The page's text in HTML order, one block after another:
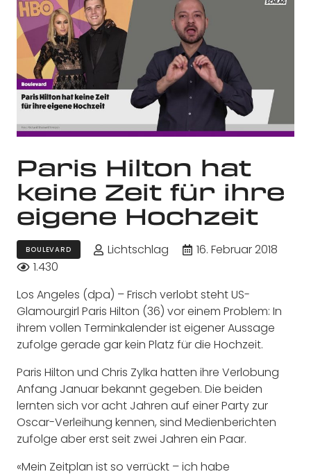
Paris Hilton hat
keine Zeit für ihre
eigene Hochzeit
BOULEVARD Lichtschlag
16. Februar 2018
1.430
Los Angeles (dpa) – Frisch verlobt steht US-
Glamourgirl Paris Hilton (36) vor einem Problem: In
ihrem vollen Terminkalender ist eigener Aussage
zufolge gerade gar kein Platz für die Hochzeit.
Paris Hilton und Chris Zylka hatten ihre Verlobung
Anfang Januar bekannt gegeben. Die beiden
lernten sich vor acht Jahren auf einer Party zur
Oscar-Verleihung kennen, sind Medienberichten
zufolge aber erst seit zwei Jahren ein Paar.
«Mein Zeitplan ist so verrückt – ich habe